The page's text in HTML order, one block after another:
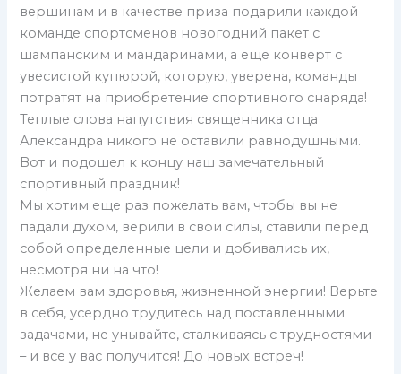
вершинам и в качестве приза подарили каждой
команде спортсменов новогодний пакет с
шампанским и мандаринами, а еще конверт с
увесистой купюрой, которую, уверена, команды
потратят на приобретение спортивного снаряда!
Теплые слова напутствия священника отца
Александра никого не оставили равнодушными.
Вот и подошел к концу наш замечательный
спортивный праздник!
Мы хотим еще раз пожелать вам, чтобы вы не
падали духом, верили в свои силы, ставили перед
собой определенные цели и добивались их,
несмотря ни на что!
Желаем вам здоровья, жизненной энергии! Верьте
в себя, усердно трудитесь над поставленными
задачами, не унывайте, сталкиваясь с трудностями
– и все у вас получится! До новых встреч!